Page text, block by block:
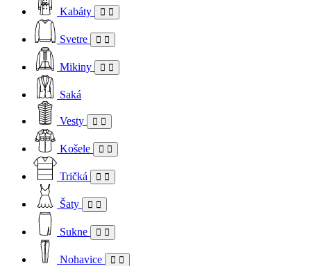
Kabáty
Svetre
Mikiny
Saká
Vesty
Košele
Tričká
Šaty
Sukne
Nohavice